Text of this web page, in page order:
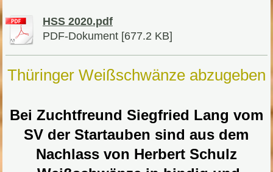
HSS 2020.pdf
PDF-Dokument [677.2 KB]
Thüringer Weißschwänze abzugeben
Bei Zuchtfreund Siegfried Lang vom
SV der Startauben sind aus dem
Nachlass von Herbert Schulz